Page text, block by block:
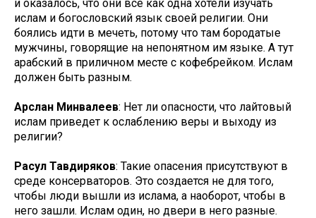
и оказалось, что они все как одна хотели изучать
ислам и богословский язык своей религии. Они
боялись идти в мечеть, потому что там бородатые
мужчины, говорящие на непонятном им языке. А тут
арабский в приличном месте с кофебрейком. Ислам
должен быть разным.
Арслан Минвалеев: Нет ли опасности, что лайтовый
ислам приведет к ослаблению веры и выходу из
религии?
Расул Тавдиряков: Такие опасения присутствуют в
среде консерваторов. Это создается не для того,
чтобы люди вышли из ислама, а наоборот, чтобы в
него зашли. Ислам один, но двери в него разные.